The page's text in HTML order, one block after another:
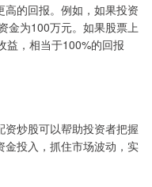
的回报。例如，如果投资
金为100万元。如果股票上
益，相当于100%的回报
炒股可以帮助投资者把握
投入，抓住市场波动，实